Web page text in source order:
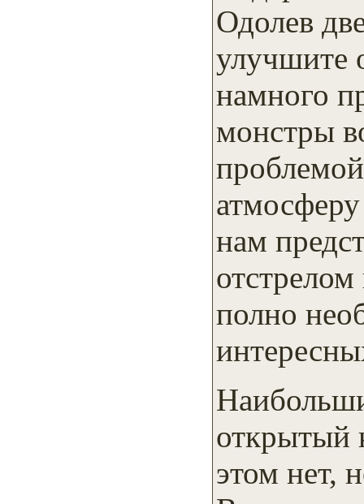
Одолев
улучшите
намного
монстры
нам
полно
открытый
этом нет,